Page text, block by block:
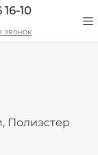
16-10
звонок
Полиэстер